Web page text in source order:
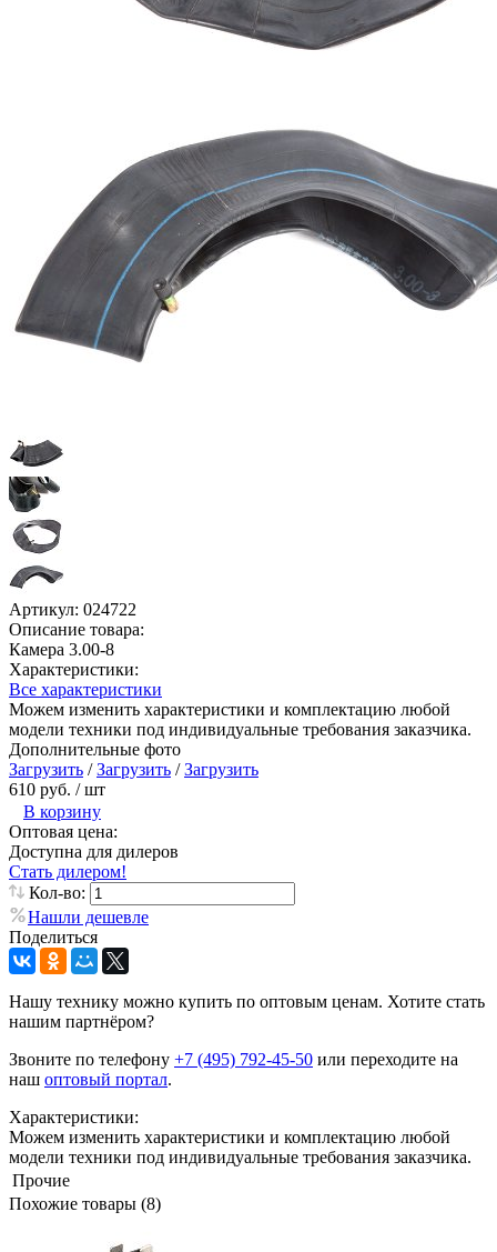
Артикул: 024722
Описание товара:
Камера 3.00-8
Характеристики:
Все характеристики
Можем изменить характеристики и комплектацию любой
модели техники под индивидуальные требования заказчика.
Дополнительные фото
Загрузить /Загрузить /Загрузить
610 руб. / шт
В корзину
Оптовая цена:
Доступна для дилеров
Стать дилером!
Кол-во:
Нашли дешевле
Поделиться
Нашу технику можно купить по оптовым ценам. Хотите стать
нашим партнёром?
Звоните по телефону +7 (495) 792-45-50 или переходите на
наш оптовый портал.
Характеристики:
Можем изменить характеристики и комплектацию любой
модели техники под индивидуальные требования заказчика.
Прочие
Похожие товары (8)